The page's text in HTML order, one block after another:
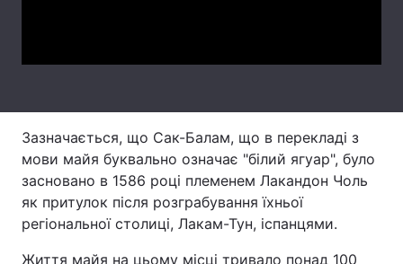
Тема оформлення
Зазначається, що Сак-Балам, що в перекладі з
мови майя буквально означає "білий ягуар", було
засновано в 1586 році племенем Лакандон Чоль
як притулок після розграбування їхньої
регіональної столиці, Лакам-Тун, іспанцями.
Життя майя на цьому місці тривало понад 100